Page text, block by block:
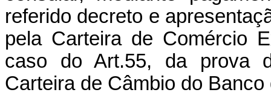
referido decreto e
pela Carteira de Comércio
caso do Art.55, da prova
Carteira de Câmbio do Banco